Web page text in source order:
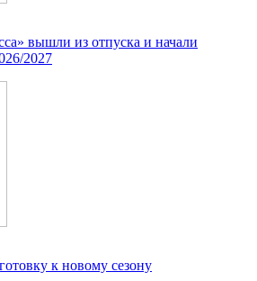
вышли из отпуска и начали
2027
к новому сезону